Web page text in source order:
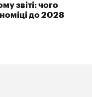
звіті: чого
до 2028